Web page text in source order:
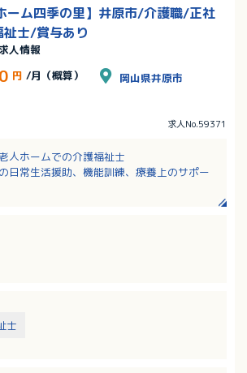
ーム四季の里】井原市/介護職/正社
士/賞与あり
人情報
円 /月（概算） 岡山県井原市
求人No.59371
人ホームでの介護福祉士
日常生活援助、機能訓練、療養上のサポー
士